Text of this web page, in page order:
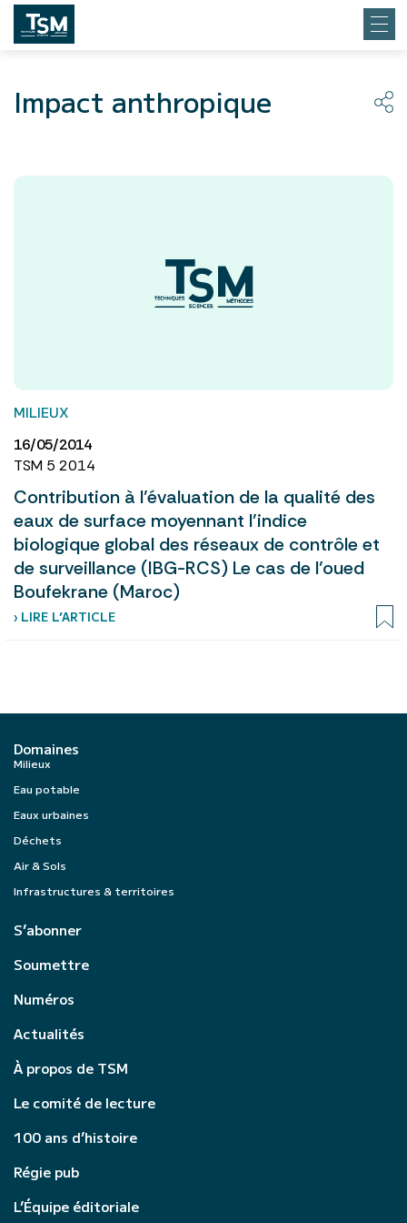
Impact anthropique
MILIEUX
16/05/2014
TSM 5 2014
Contribution à l’évaluation de la qualité des
eaux de surface moyennant l’indice
biologique global des réseaux de contrôle et
de surveillance (IBG-RCS) Le cas de l’oued
Boufekrane (Maroc)
› LIRE L’ARTICLE
Domaines
Milieux
Eau potable
Eaux urbaines
Déchets
Air & Sols
Infrastructures & territoires
S’abonner
Soumettre
Numéros
Actualités
À propos de TSM
Le comité de lecture
100 ans d’histoire
Régie pub
L’Équipe éditoriale